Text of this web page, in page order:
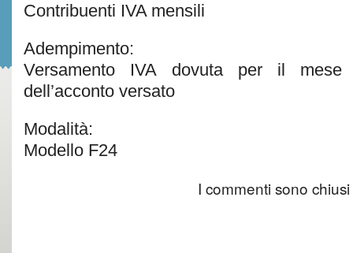
Contribuenti IVA mensili
Adempimento:
Versamento IVA dovuta per il mese
dell’acconto versato
Modalità:
Modello F24
I commenti sono chiusi